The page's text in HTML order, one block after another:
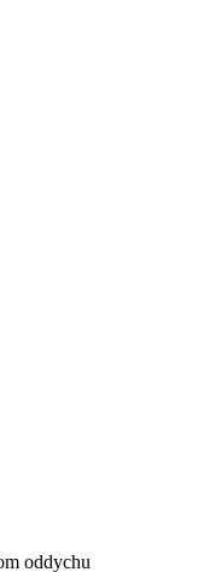
oddychu